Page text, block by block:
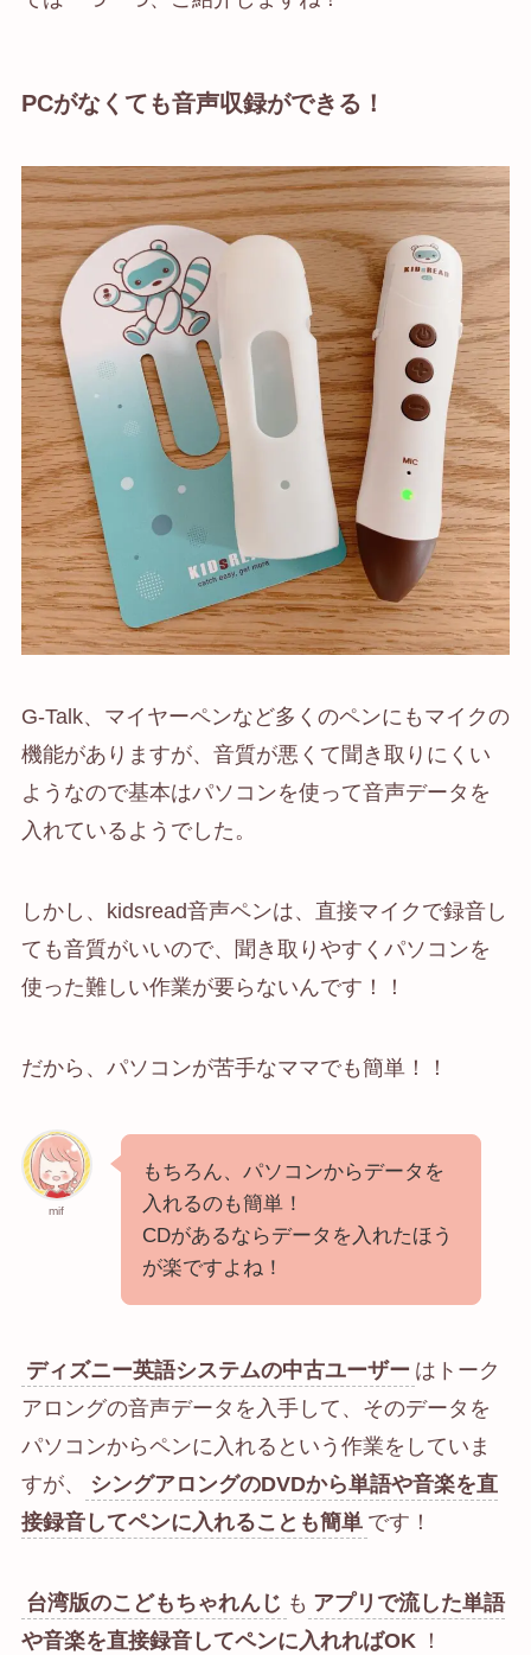
PCがなくても音声収録ができる！
G-Talk、マイヤーペンなど多くのペンにもマイクの
機能がありますが、音質が悪くて聞き取りにくい
ようなので基本はパソコンを使って音声データを
入れているようでした。
しかし、kidsread音声ペンは、直接マイクで録音し
ても音質がいいので、聞き取りやすくパソコンを
使った難しい作業が要らないんです！！
だから、パソコンが苦手なママでも簡単！！
mif
もちろん、パソコンからデータを
入れるのも簡単！
CDがあるならデータを入れたほう
が楽ですよね！
ディズニー英語システムの中古ユーザー はトーク
アロングの音声データを入手して、そのデータを
パソコンからペンに入れるという作業をしていま
すが、
シングアロングのDVDから単語や音楽を直
接録音してペンに入れることも簡単 です！
台湾版のこどもちゃれんじ も アプリで流した単語
や音楽を直接録音してペンに入れればOK ！